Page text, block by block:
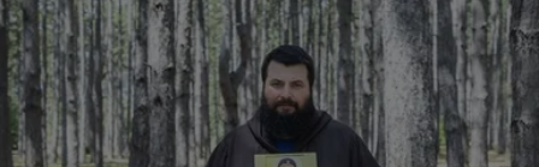
Santo
del
giorno
Società
e